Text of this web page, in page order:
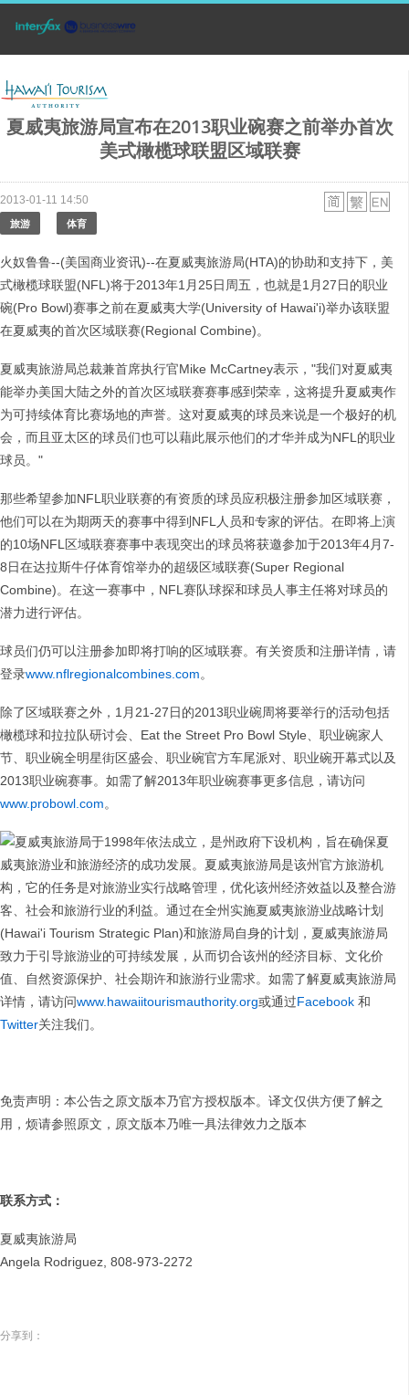
夏威夷旅游局宣布在2013职业碗赛之前举办首次
美式橄榄球联盟区域联赛
2013-01-11 14:50
旅游 体育
火奴鲁鲁--(美国商业资讯)--在夏威夷旅游局(HTA)的协助和支持下，美
式橄榄球联盟(NFL)将于2013年1月25日周五，也就是1月27日的职业
碗(Pro Bowl)赛事之前在夏威夷大学(University of Hawai'i)举办该联盟
在夏威夷的首次区域联赛(Regional Combine)。
夏威夷旅游局总裁兼首席执行官Mike McCartney表示，"我们对夏威夷
能举办美国大陆之外的首次区域联赛赛事感到荣幸，这将提升夏威夷作
为可持续体育比赛场地的声誉。这对夏威夷的球员来说是一个极好的机
会，而且亚太区的球员们也可以藉此展示他们的才华并成为NFL的职业
球员。"
那些希望参加NFL职业联赛的有资质的球员应积极注册参加区域联赛，
他们可以在为期两天的赛事中得到NFL人员和专家的评估。在即将上演
的10场NFL区域联赛赛事中表现突出的球员将获邀参加于2013年4月7-
8日在达拉斯牛仔体育馆举办的超级区域联赛(Super Regional
Combine)。在这一赛事中，NFL赛队球探和球员人事主任将对球员的
潜力进行评估。
球员们仍可以注册参加即将打响的区域联赛。有关资质和注册详情，请
登录www.nflregionalcombines.com。
除了区域联赛之外，1月21-27日的2013职业碗周将要举行的活动包括
橄榄球和拉拉队研讨会、Eat the Street Pro Bowl Style、职业碗家人
节、职业碗全明星街区盛会、职业碗官方车尾派对、职业碗开幕式以及
2013职业碗赛事。如需了解2013年职业碗赛事更多信息，请访问
www.probowl.com。
夏威夷旅游局于1998年依法成立，是州政府下设机构，旨在确保夏
威夷旅游业和旅游经济的成功发展。夏威夷旅游局是该州官方旅游机
构，它的任务是对旅游业实行战略管理，优化该州经济效益以及整合游
客、社会和旅游行业的利益。通过在全州实施夏威夷旅游业战略计划
(Hawai'i Tourism Strategic Plan)和旅游局自身的计划，夏威夷旅游局
致力于引导旅游业的可持续发展，从而切合该州的经济目标、文化价
值、自然资源保护、社会期许和旅游行业需求。如需了解夏威夷旅游局
详情，请访问www.hawaiitourismauthority.org或通过Facebook 和
Twitter关注我们。
免责声明：本公告之原文版本乃官方授权版本。译文仅供方便了解之
用，烦请参照原文，原文版本乃唯一具法律效力之版本
联系方式：
夏威夷旅游局
Angela Rodriguez, 808-973-2272
分享到：